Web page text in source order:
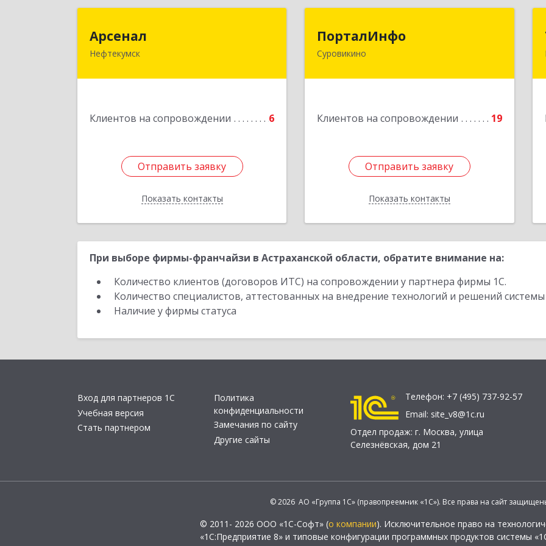
Арсенал
Нефтекумск
Клиентов на сопровождении 6
Отправить заявку
Показать контакты
Ставропольский край, Нефтекумск г,
Отправить заявку
Назад
ПорталИнфо
Суровикино
Клиентов на сопровождении 19
Отправить заявку
Показать контакты
404414, г.Суровкино Волгоградской
Отправить заявку
Назад
При выборе фирмы-франчайзи в Астраханской области, обратите внимание на:
Количество клиентов (договоров ИТС) на сопровождении у партнера фирмы 1С.
Количество специалистов, аттестованных на внедрение технологий и решений
Наличие у фирмы статуса
Вход для партнеров 1С
Учебная версия
Стать партнером
Политика
конфиденциальности
Замечания по сайту
Другие сайты
Телефон: +7 (495) 737-92-57
Email: site_v8@1c.ru
Отдел продаж: г. Москва, улица
Селезнёвская, дом 21
© 2026 АО «Группа 1С» (правопреемник «1С»). Все права на сайт
© 2011- 2026 ООО «1С-Софт» (о компании). Исключительное право на
«1С:Предприятие 8» и типовые конфигурации программных продуктов системы